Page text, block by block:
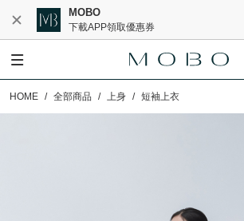
MOBO
下載APP領取優惠券
HOME 全部商品 上身 短袖上衣